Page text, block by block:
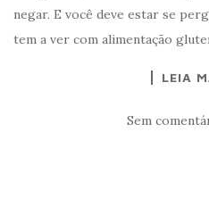
negar. E você deve estar se
tem a ver com alimentação
LEIA
Sem